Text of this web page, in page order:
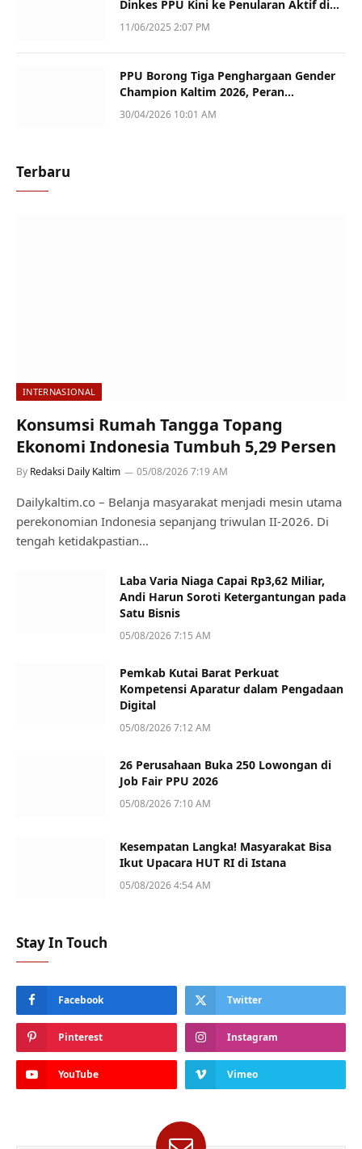
Dinkes PPU Kini ke Penularan Aktif di
Sotek
11/06/2025 2:07 PM
PPU Borong Tiga Penghargaan Gender
Champion Kaltim 2026, Peran
Perempuan Jadi Sorotan
30/04/2026 10:01 AM
Terbaru
INTERNASIONAL
Konsumsi Rumah Tangga Topang
Ekonomi Indonesia Tumbuh 5,29 Persen
By Redaksi Daily Kaltim 05/08/2026 7:19 AM
Dailykaltim.co – Belanja masyarakat menjadi mesin utama
perekonomian Indonesia sepanjang triwulan II-2026. Di
tengah ketidakpastian…
Laba Varia Niaga Capai Rp3,62 Miliar,
Andi Harun Soroti Ketergantungan pada
Satu Bisnis
05/08/2026 7:15 AM
Pemkab Kutai Barat Perkuat
Kompetensi Aparatur dalam Pengadaan
Digital
05/08/2026 7:12 AM
26 Perusahaan Buka 250 Lowongan di
Job Fair PPU 2026
05/08/2026 7:10 AM
Kesempatan Langka! Masyarakat Bisa
Ikut Upacara HUT RI di Istana
05/08/2026 4:54 AM
Stay In Touch
Facebook Twitter
Pinterest Instagram
YouTube Vimeo